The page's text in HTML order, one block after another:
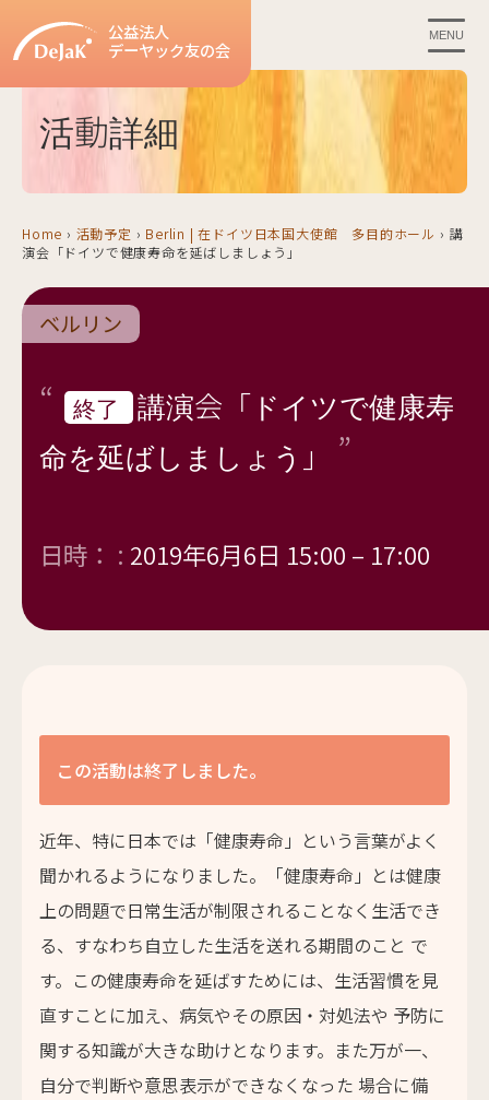
公益法人
デーヤック友の会
MENU
活動詳細
Home › 活動予定 › Berlin | 在ドイツ日本国大使館 多目的ホール › 講
演会「ドイツで健康寿命を延ばしましょう」
ベルリン
終了
講演会「ドイツで健康寿
命を延ばしましょう」
日時： : 2019年6月6日 15:00 – 17:00
この活動は終了しました。
近年、特に日本では「健康寿命」という言葉がよく
聞かれるようになりました。「健康寿命」とは健康
上の問題で日常生活が制限されることなく生活でき
る、すなわち自立した生活を送れる期間のこと で
す。この健康寿命を延ばすためには、生活習慣を見
直すことに加え、病気やその原因・対処法や 予防に
関する知識が大きな助けとなります。また万が一、
自分で判断や意思表示ができなくなった 場合に備